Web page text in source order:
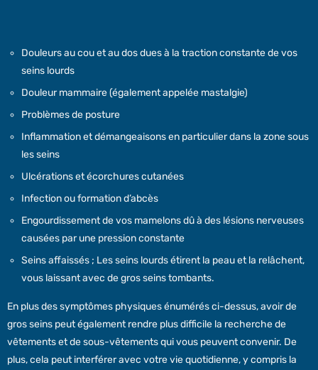
Douleurs au cou et au dos dues à la traction constante de vos
seins lourds
Douleur mammaire (également appelée mastalgie)
Problèmes de posture
Inflammation et démangeaisons en particulier dans la zone sous
les seins
Ulcérations et écorchures cutanées
Infection ou formation d’abcès
Engourdissement de vos mamelons dû à des lésions nerveuses
causées par une pression constante
Seins affaissés ; Les seins lourds étirent la peau et la relâchent,
vous laissant avec de gros seins tombants.
En plus des symptômes physiques énumérés ci-dessus, avoir de
gros seins peut également rendre plus difficile la recherche de
vêtements et de sous-vêtements qui vous peuvent convenir. De
plus, cela peut interférer avec votre vie quotidienne, y compris la